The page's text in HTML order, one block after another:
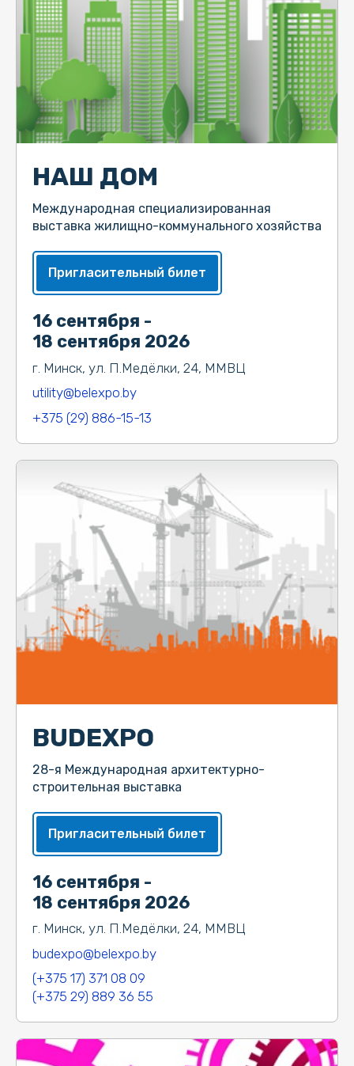
16 сентября -
18 сентября 2026
г. Минск, ул. П.Медёлки, 24, ММВЦ
utility@belexpo.by
+375 (29) 886-15-13
НАШ ДОМ
Международная специализированная
выставка жилищно-коммунального хозяйства
Пригласительный билет
16 сентября -
18 сентября 2026
г. Минск, ул. П.Медёлки, 24, ММВЦ
budexpo@belexpo.by
(+375 17) 371 08 09
(+375 29) 889 36 55
BUDEXPO
28-я Международная архитектурно-
строительная выставка
Пригласительный билет